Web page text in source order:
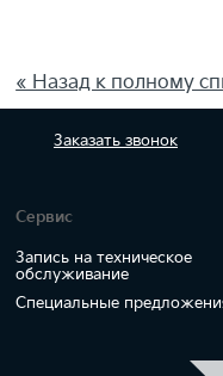
« Назад к полному
Заказать звонок
Сервис
Запись на техническое
обслуживание
Специальные